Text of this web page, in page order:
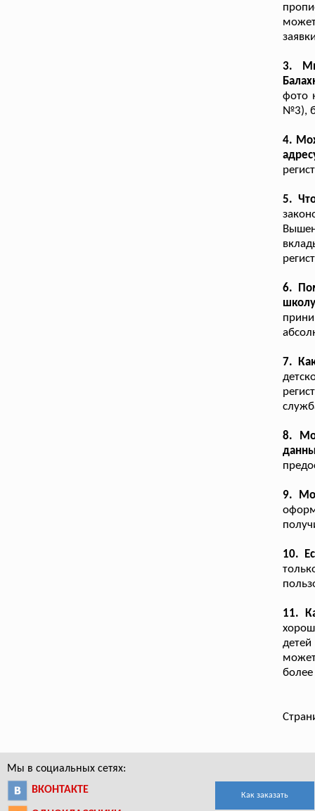
3.
фото
№3),
4.
5.
6.
7.
8.
9.
10.
11.
Мы в социальных сетях:
ВКОНТАКТЕ
Как заказать